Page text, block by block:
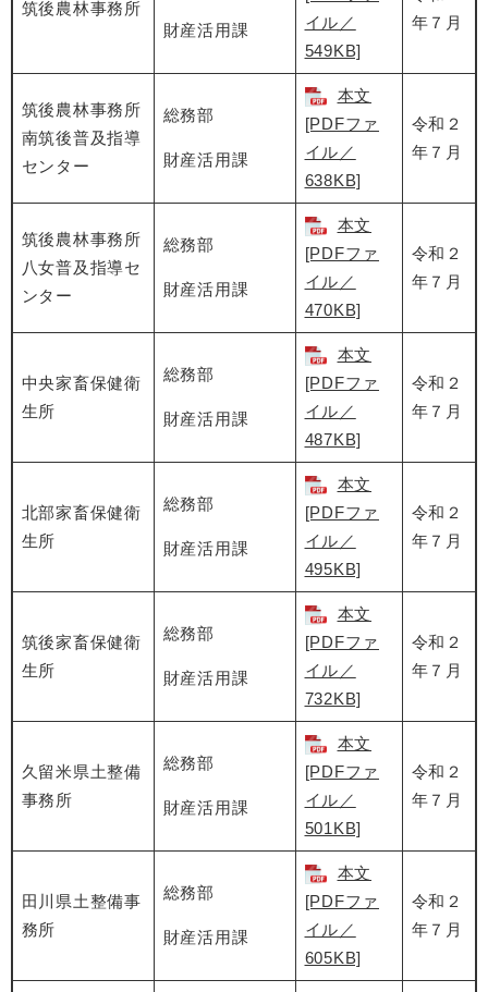
筑後農林事務所
財産活用課
イル／
549KB]
年７月
筑後農林事務所
南筑後普及指導
センター
総務部
財産活用課
本文
[PDFファ
イル／
638KB]
令和２
年７月
筑後農林事務所
八女普及指導セ
ンター
総務部
財産活用課
本文
[PDFファ
イル／
470KB]
令和２
年７月
中央家畜保健衛
生所
総務部
財産活用課
本文
[PDFファ
イル／
487KB]
令和２
年７月
北部家畜保健衛
生所
総務部
財産活用課
本文
[PDFファ
イル／
495KB]
令和２
年７月
筑後家畜保健衛
生所
総務部
財産活用課
本文
[PDFファ
イル／
732KB]
令和２
年７月
久留米県土整備
事務所
総務部
財産活用課
本文
[PDFファ
イル／
501KB]
令和２
年７月
田川県土整備事
務所
総務部
財産活用課
本文
[PDFファ
イル／
605KB]
令和２
年７月